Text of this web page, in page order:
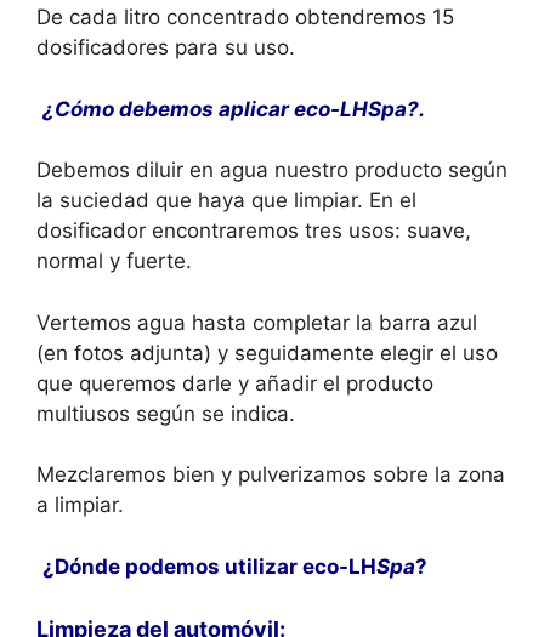
De cada litro concentrado obtendremos 15
dosificadores para su uso.
¿Cómo debemos aplicar eco-LHSpa?.
Debemos diluir en agua nuestro producto según
la suciedad que haya que limpiar. En el
dosificador encontraremos tres usos: suave,
normal y fuerte.
Vertemos agua hasta completar la barra azul
(en fotos adjunta) y seguidamente elegir el uso
que queremos darle y añadir el producto
multiusos según se indica.
Mezclaremos bien y pulverizamos sobre la zona
a limpiar.
¿Dónde podemos utilizar eco-LHSpa?
Limpieza del automóvil: